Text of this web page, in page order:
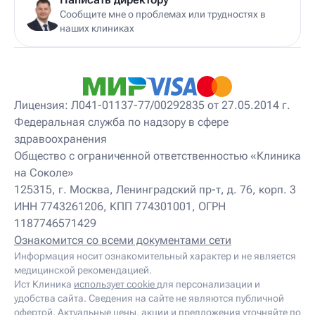
Детский консультирующий врач ЛФК
Детский мануальный терапевт
Детский массажист
Детский невропатолог
Детский нейропсихолог
Детский нутрициолог
Детский ортопед
Детский остеопат
Детский отоневролог
Детский подиатр
Детский психолог
Детский психотерапевт
Детский реабилитолог
Детский ревматолог
Детский рефлексотерапевт
Детский сомнолог
Детский спортивный врач
Детский травматолог
Детский травматолог-ортопед
Сообщите мне о проблемах или трудностях в
наших клиниках
Лицензия: Л041-01137-77/00292835 от 27.05.2014 г.
Федеральная служба по надзору в сфере
здравоохранения
Общество с ограниченной ответственностью «Клиника
на Соколе»
125315, г. Москва, Ленинградский пр-т, д. 76, корп. 3
ИНН 7743261206, КПП 774301001, ОГРН
1187746571429
Ознакомится со всеми документами сети
Информация носит ознакомительный характер и не является
медицинской рекомендацией.
Ист Клиника использует cookie для персонализации и
удобства сайта. Сведения на сайте не являются публичной
офертой. Актуальные цены, акции и предложения уточняйте по